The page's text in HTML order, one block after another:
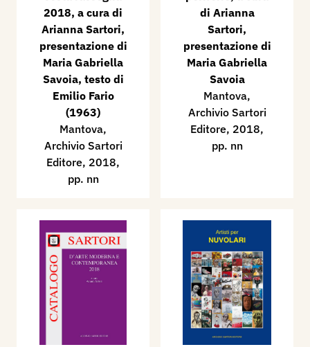
2018, a cura di
Arianna Sartori,
presentazione di
Maria Gabriella
Savoia, testo di
Emilio Fario
(1963)
Mantova,
Archivio Sartori
Editore, 2018,
pp. nn
di Arianna
Sartori,
presentazione di
Maria Gabriella
Savoia
Mantova,
Archivio Sartori
Editore, 2018,
pp. nn